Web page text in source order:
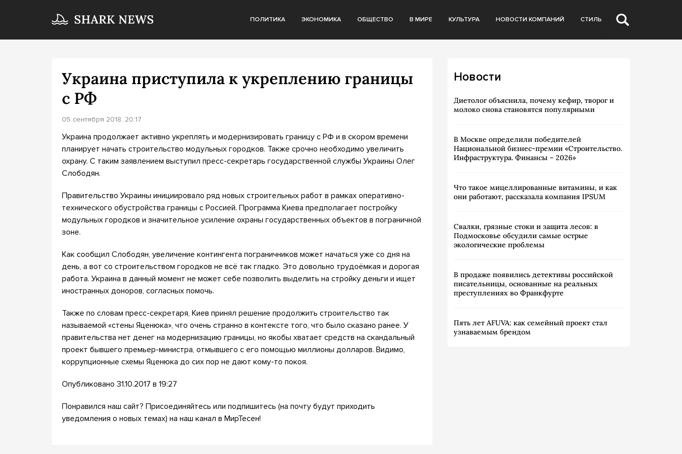
ПОЛИТИКА ЭКОНОМИКА ОБЩЕСТВО В МИРЕ КУЛЬТУРА НОВОСТИ КОМПАНИЙ СТИЛЬ
Украина приступила к укреплению границы
с РФ
05 сентября 2018, 20:17
Украина продолжает активно укреплять и модернизировать границу с РФ и в скором времени
планирует начать строительство модульных городков. Также срочно необходимо увеличить
охрану. С таким заявлением выступил пресс-секретарь государственной службы Украины Олег
Слободян.
Правительство Украины инициировало ряд новых строительных работ в рамках оперативно-
технического обустройства границы с Россией. Программа Киева предполагает постройку
модульных городков и значительное усиление охраны государственных объектов в пограничной
зоне.
Как сообщил Слободян, увеличение контингента пограничников может начаться уже со дня на
день, а вот со строительством городков не всё так гладко. Это довольно трудоёмкая и дорогая
работа. Украина в данный момент не может себе позволить выделить на стройку деньги и ищет
иностранных доноров, согласных помочь.
Также по словам пресс-секретаря, Киев принял решение продолжить строительство так
называемой «стены Яценюка», что очень странно в контексте того, что было сказано ранее. У
правительства нет денег на модернизацию границы, но якобы хватает средств на скандальный
проект бывшего премьер-министра, отмывшего с его помощью миллионы долларов. Видимо,
коррупционные схемы Яценюка до сих пор не дают кому-то покоя.
Опубликовано 31.10.2017 в 19:27
Понравился наш сайт? Присоединяйтесь или подпишитесь (на почту будут приходить
уведомления о новых темах) на наш канал в МирТесен!
Новости
Диетолог объяснила, почему кефир, творог и
молоко снова становятся популярными
В Москве определили победителей
Национальной бизнес-премии «Строительство.
Инфраструктура. Финансы – 2026»
Что такое мицеллированные витамины, и как
они работают, рассказала компания IPSUM
Свалки, грязные стоки и защита лесов: в
Подмосковье обсудили самые острые
экологические проблемы
В продаже появились детективы российской
писательницы, основанные на реальных
преступлениях во Франкфурте
Пять лет AFUVA: как семейный проект стал
узнаваемым брендом